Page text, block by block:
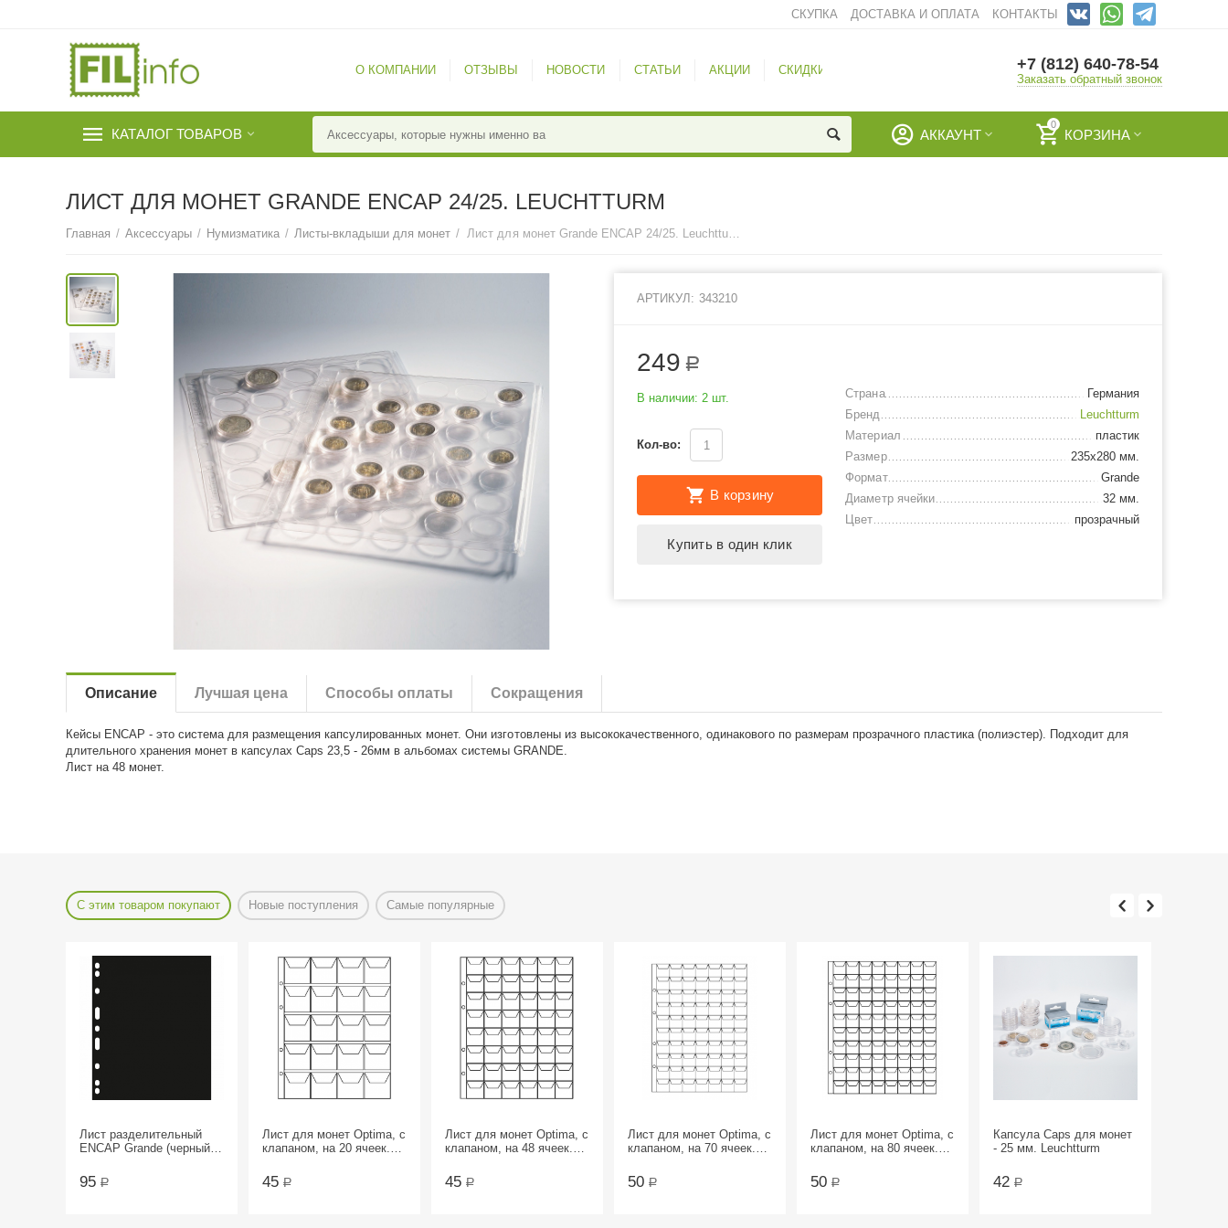
СКУПКА ДОСТАВКА И ОПЛАТА КОНТАКТЫ
О КОМПАНИИ ОТЗЫВЫ НОВОСТИ СТАТЬИ АКЦИИ СКИДКИ +7 (812) 640-78-54
Заказать обратный звонок
КАТАЛОГ ТОВАРОВ
0
КОРЗИНА
АККАУНТ
ЛИСТ ДЛЯ МОНЕТ GRANDE ENCAP 24/25. LEUCHTTURM
Главная / Аксессуары / Нумизматика / Листы-вкладыши для монет / Лист для монет Grande ENCAP 24/25. Leuchtturm
АРТИКУЛ: 343210
249 Р
В наличии: 2 шт.
Кол-во:
В корзину
Купить в один клик
Страна
Германия
Бренд
Leuchtturm
Материал
пластик
Размер
235х280 мм.
Формат
Grande
Диаметр ячейки
32 мм.
Цвет
прозрачный
Описание Лучшая цена Способы оплаты Сокращения
Кейсы ENCAP - это система для размещения капсулированных монет. Они изготовлены из высококачественного, одинакового по размерам прозрачного пластика (полиэстер). Подходит для
длительного хранения монет в капсулах Caps 23,5 - 26мм в альбомах системы GRANDE.
Лист на 48 монет.
С этим товаром покупают Новые поступления Самые популярные
Лист разделительный
ENCAP Grande (черный).
95 Р
Лист для монет Optima, с
клапаном, на 20 ячеек.
45 Р
Лист для монет Optima, с
клапаном, на 48 ячеек.
45 Р
Лист для монет Optima, с
клапаном, на 70 ячеек.
50 Р
Лист для монет Optima, с
клапаном, на 80 ячеек.
50 Р
Капсула Сaps для монет
- 25 мм. Leuchtturm
42 Р